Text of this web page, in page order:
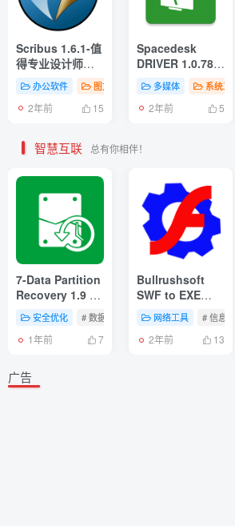
Scribus 1.6.1-值
得专业设计师和
排版爱好者关注
开源版式设计软
件的先锋
办公软件 图文设计 # 实用工具 # 编辑输入
2年前 15
Spacedesk
DRIVER 1.0.78-
实惠便捷的屏幕
扩展深入理解屏
幕镜像技术
多媒体 系统工具
2年前 5
智慧互联 总有你相伴！
7-Data Partition
Recovery 1.9 –
分区数据恢复利
器 安全优化 # 数据处理
1年前 7
Bullrushsoft
SWF to EXE
Convertor 2.04-
SWF 转 EXE 智
能且操作简便、
网络工具 # 信息
2年前 13
广告